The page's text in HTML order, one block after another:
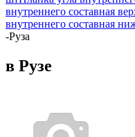
внутреннего составная
внутреннего составная
-Руза
в Рузе